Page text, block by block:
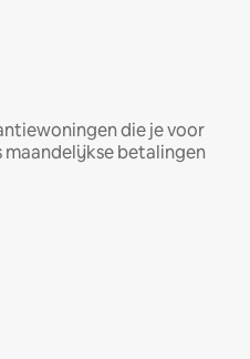
die je voor
betalingen